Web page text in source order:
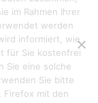
im Rahmen Ihrer
werden
informiert, wie
für Sie kostenfrei
Sie eine solche
Sie bitte
Firefox mit den